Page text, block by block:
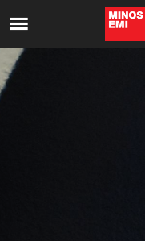
Like being
Get news from
everyone else.